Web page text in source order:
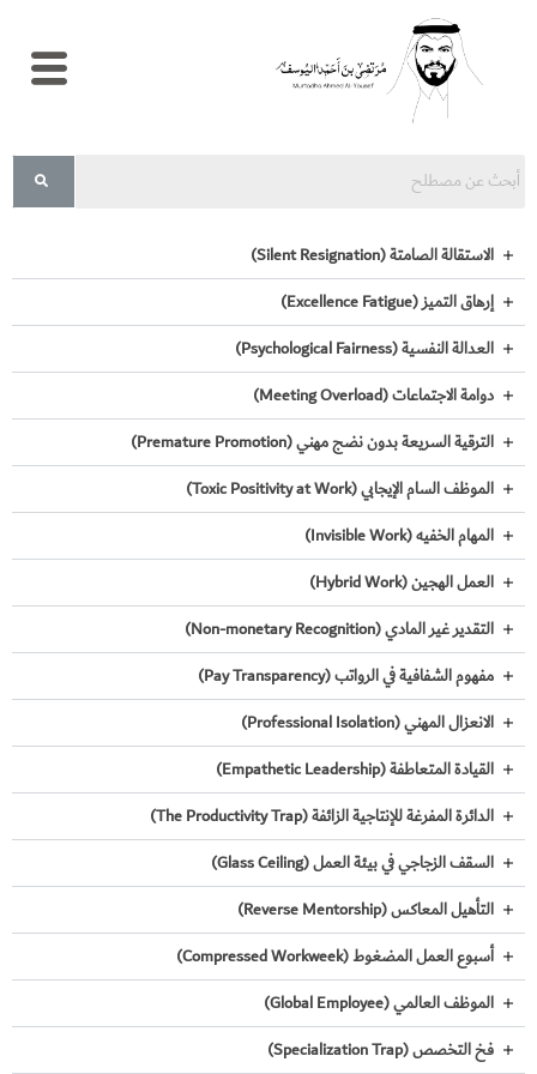
السيرة
الذاتية
إدارية
البشرية
المهني
English
الاستقالة الصامتة (Silent Resignation)
إرهاق التميز (Excellence Fatigue)
العدالة النفسية (Psychological Fairness)
دوامة الاجتماعات (Meeting Overload)
الترقية السريعة بدون نضج مهني (Premature Promotion)
الموظف السام الإيجابي (Toxic Positivity at Work)
المهام الخفيه (Invisible Work)
العمل الهجين (Hybrid Work)
التقدير غير المادي (Non-monetary Recognition)
مفهوم الشفافية في الرواتب (Pay Transparency)
الانعزال المهني (Professional Isolation)
القيادة المتعاطفة (Empathetic Leadership)
الدائرة المفرغة للإنتاجية الزائفة (The Productivity Trap)
السقف الزجاجي في بيئة العمل (Glass Ceiling)
التأهيل المعاكس (Reverse Mentorship)
أسبوع العمل المضغوط (Compressed Workweek)
الموظف العالمي (Global Employee)
فخ التخصص (Specialization Trap)